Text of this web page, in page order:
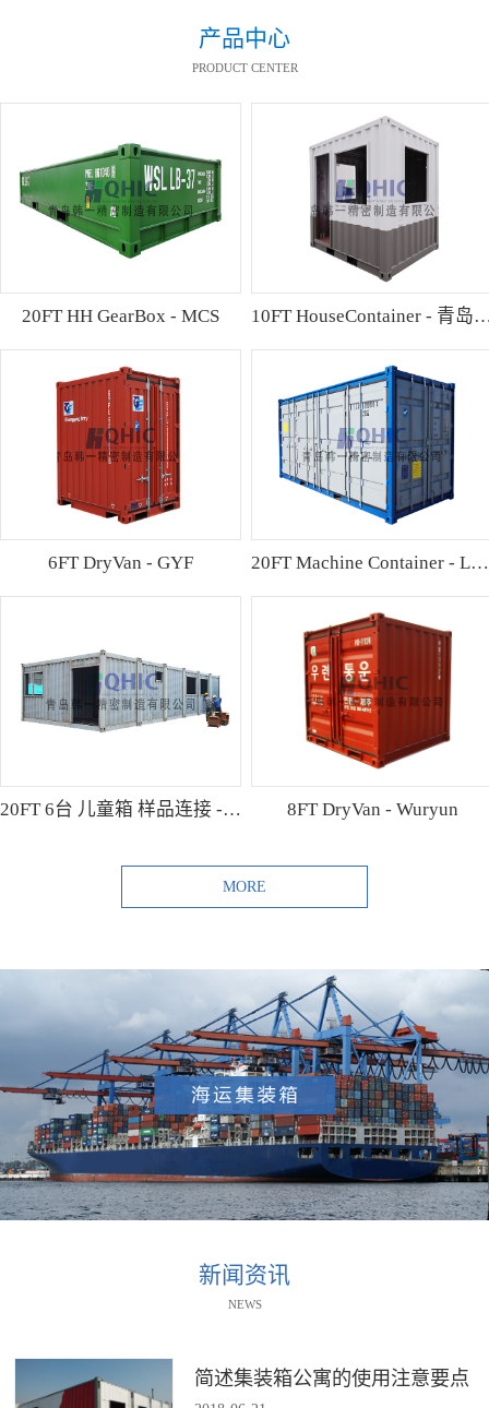
产品中心
PRODUCT CENTER
20FT HH GearBox - MCS 10FT
6FT DryVan - GYF 20FT Machine Container - Lamor
20FT 6台 儿童箱 样品连接 - Shibutani 8FT DryVan - Wuryun
MORE
新闻资讯
NEWS
简述集装箱公寓的使用注意要点